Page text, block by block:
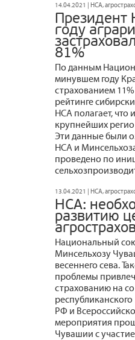
14.04.2021 | НСА,
Президент
году
81%
По данным
минувшем году
страхованием
рейтинге
НСА полагает, что
крупнейших
Эти данные были
НСА и
проведено по
13.04.2021 | НСА,
НСА:
развитию
Национальный
Минсельхозу
весеннего сева.
проблемы
страхованию на
РФ и
мероприятия
Чувашии с